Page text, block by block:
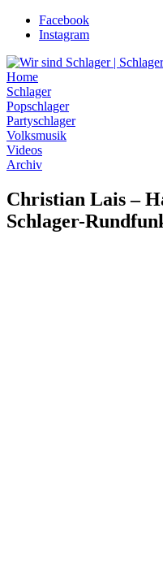
Zum
Inhalt
Facebook
Instagram
Home
Schlager
Popschlager
Partyschlager
Volksmusik
Videos
Archiv
Christian Lais –
Schlager-